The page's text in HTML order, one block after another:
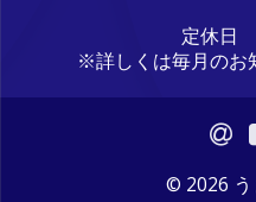
定休日
※詳しくは毎月のお
© 2026 う